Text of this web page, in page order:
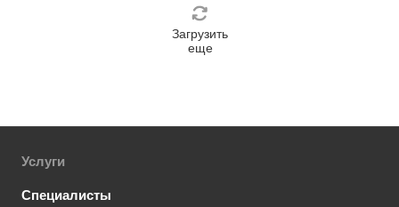
Загрузить
еще
Услуги
Специалисты